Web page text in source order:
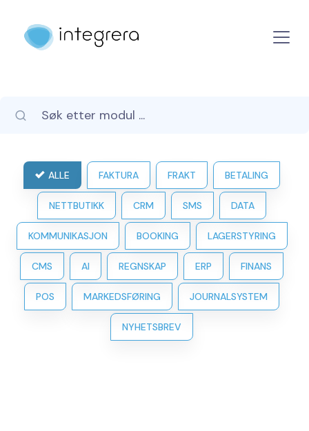
ALLE FAKTURA FRAKT BETALING
NETTBUTIKK CRM SMS DATA
KOMMUNIKASJON BOOKING LAGERSTYRING
CMS AI REGNSKAP ERP FINANS
POS MARKEDSFØRING JOURNALSYSTEM
NYHETSBREV